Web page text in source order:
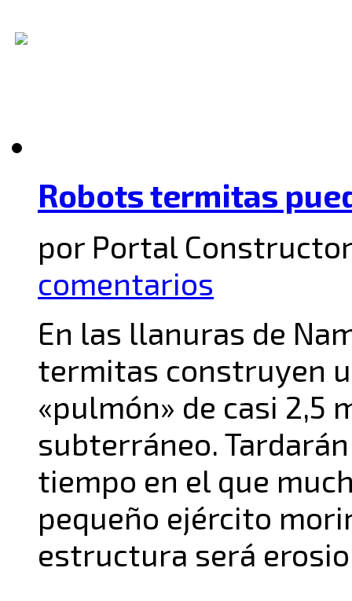
Robots termitas
por Portal
comentarios
En las llanuras de
termitas construyen
«pulmón» de casi 2,5
subterráneo.
tiempo en el que
pequeño ejército
estructura será